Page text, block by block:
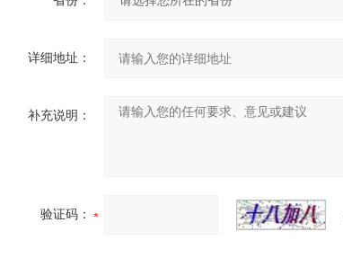
详细地址：
补充说明：
验证码：